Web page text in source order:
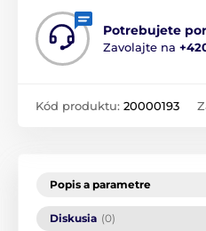
Potrebujete
Zavolajte na
Kód produktu: 20000193
Popis a parametre
Diskusia (0)